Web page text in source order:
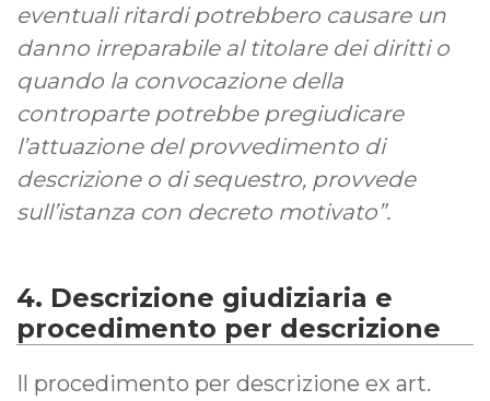
eventuali ritardi potrebbero causare un
danno irreparabile al titolare dei diritti o
quando la convocazione della
controparte potrebbe pregiudicare
l’attuazione del provvedimento di
descrizione o di sequestro, provvede
sull’istanza con decreto motivato”.
4. Descrizione giudiziaria e
procedimento per descrizione
Il procedimento per descrizione ex art.